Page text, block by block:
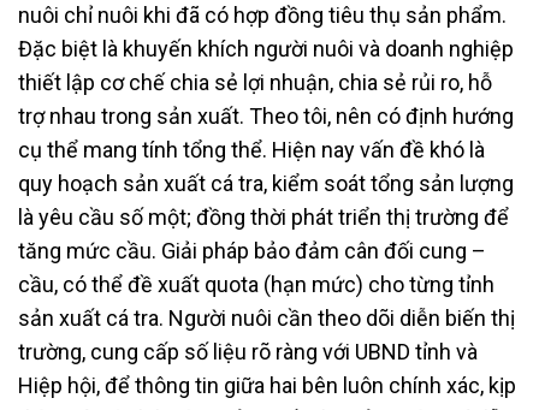
nuôi chỉ nuôi khi đã có hợp đồng tiêu thụ sản phẩm.
Đặc biệt là khuyến khích người nuôi và doanh nghiệp
thiết lập cơ chế chia sẻ lợi nhuận, chia sẻ rủi ro, hỗ
trợ nhau trong sản xuất. Theo tôi, nên có định hướng
cụ thể mang tính tổng thể. Hiện nay vấn đề khó là
quy hoạch sản xuất cá tra, kiểm soát tổng sản lượng
là yêu cầu số một; đồng thời phát triển thị trường để
tăng mức cầu. Giải pháp bảo đảm cân đối cung –
cầu, có thể đề xuất quota (hạn mức) cho từng tỉnh
sản xuất cá tra. Người nuôi cần theo dõi diễn biến thị
trường, cung cấp số liệu rõ ràng với UBND tỉnh và
Hiệp hội, để thông tin giữa hai bên luôn chính xác, kịp